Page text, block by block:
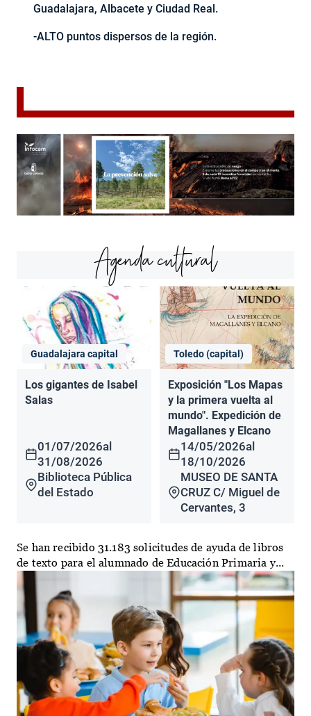
Guadalajara, Albacete y Ciudad Real.
-ALTO puntos dispersos de la región.
Agenda cultural
Guadalajara capital
Los gigantes de Isabel
Salas
01/07/2026al
31/08/2026
Biblioteca Pública
del Estado
Toledo (capital)
Exposición "Los Mapas
y la primera vuelta al
mundo". Expedición de
Magallanes y Elcano
14/05/2026al
18/10/2026
MUSEO DE SANTA
CRUZ C/ Miguel de
Cervantes, 3
Se han recibido 31.183 solicitudes de ayuda de libros
de texto para el alumnado de Educación Primaria y...